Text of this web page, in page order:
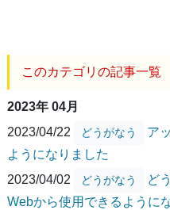
このカテゴリの記事一覧
2023年 04月
2023/04/22
どうがなう
ア
ようになりました
2023/04/02
どうがなう
ど
Webから使用できるように